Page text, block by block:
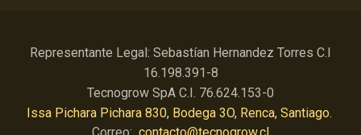
Representante Legal: Sebastían Hernandez Torres C.I
16.198.391-8
Tecnogrow SpA C.I. 76.624.153-0
Issa Pichara Pichara 830, Bodega 3O, Renca, Santiago.